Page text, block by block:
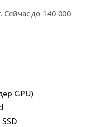
Сейчас до 140 000
GPU)